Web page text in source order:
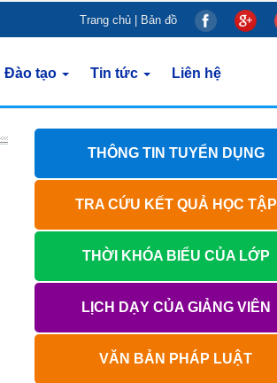
Trang chủ Bản đồ
Đào tạo Tin tức Liên hệ
THÔNG TIN TUYỂN DỤNG
TRA CỨU KẾT QUẢ HỌC TẬP
THỜI KHÓA BIỂU CỦA LỚP
LỊCH DẠY CỦA GIẢNG VIÊN
VĂN BẢN PHÁP LUẬT